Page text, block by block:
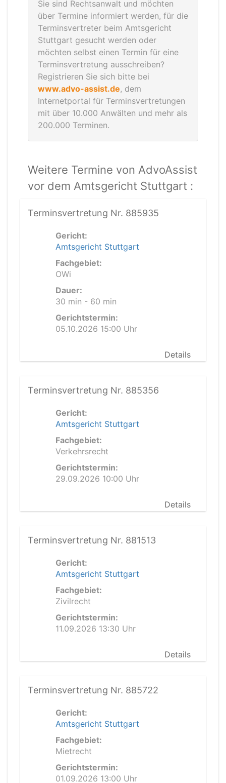
Sie sind Rechtsanwalt und möchten
über Termine informiert werden, für die
Terminsvertreter beim Amtsgericht
Stuttgart gesucht werden oder
möchten selbst einen Termin für eine
Terminsvertretung ausschreiben?
Registrieren Sie sich bitte bei
www.advo-assist.de, dem
Internetportal für Terminsvertretungen
mit über 10.000 Anwälten und mehr als
200.000 Terminen.
Weitere Termine von AdvoAssist
vor dem Amtsgericht Stuttgart :
Terminsvertretung Nr. 885935
Gericht:
Amtsgericht Stuttgart
Fachgebiet:
OWi
Dauer:
30 min - 60 min
Gerichtstermin:
05.10.2026 15:00 Uhr
Details
Terminsvertretung Nr. 885356
Gericht:
Amtsgericht Stuttgart
Fachgebiet:
Verkehrsrecht
Gerichtstermin:
29.09.2026 10:00 Uhr
Details
Terminsvertretung Nr. 881513
Gericht:
Amtsgericht Stuttgart
Fachgebiet:
Zivilrecht
Gerichtstermin:
11.09.2026 13:30 Uhr
Details
Terminsvertretung Nr. 885722
Gericht:
Amtsgericht Stuttgart
Fachgebiet:
Mietrecht
Gerichtstermin:
01.09.2026 13:00 Uhr